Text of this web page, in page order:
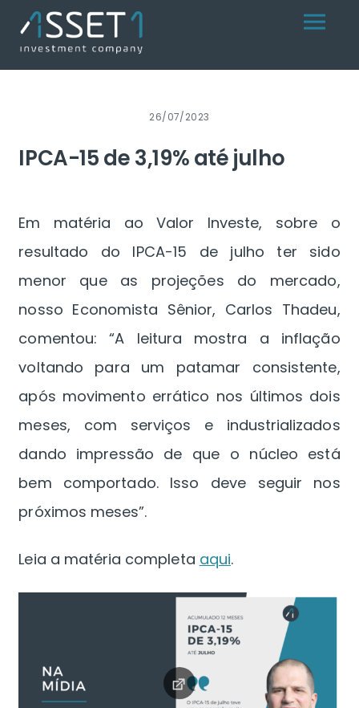
content
Menu
26/07/2023
IPCA-15 de 3,19% até julho
Em matéria ao Valor Investe, sobre o
resultado do IPCA-15 de julho ter sido
menor que as projeções do mercado,
nosso Economista Sênior, Carlos Thadeu,
comentou: “A leitura mostra a inflação
voltando para um patamar consistente,
após movimento errático nos últimos dois
meses, com serviços e industrializados
dando impressão de que o núcleo está
bem comportado. Isso deve seguir nos
próximos meses”.
Leia a matéria completa aqui.